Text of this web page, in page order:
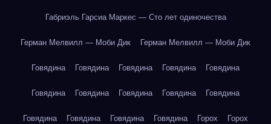
Габриэль Гарсиа Маркес — Сто лет одиночества
Герман Мелвилл — Моби Дик Герман Мелвилл — Моби Дик
Говядина Говядина Говядина Говядина Говядина
Говядина Говядина Говядина Говядина Говядина
Говядина Говядина Говядина Говядина Горох Горох